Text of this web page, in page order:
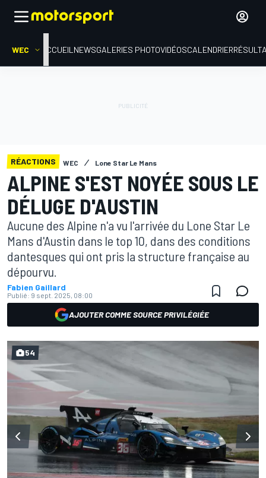
WEC ACCUEIL NEWSGALERIES PHOTOVIDÉOSCALENDRIER
RÉACTIONS WEC Lone Star Le Mans
ALPINE S'EST NOYÉE SOUS LE
DÉLUGE D'AUSTIN
Aucune des Alpine n'a vu l'arrivée du Lone Star Le
Mans d'Austin dans le top 10, dans des conditions
dantesques qui ont pris la structure française au
dépourvu.
Fabien Gaillard
Publié: 9 sept. 2025, 08:00
AJOUTER COMME SOURCE PRIVILÉGIÉE
54